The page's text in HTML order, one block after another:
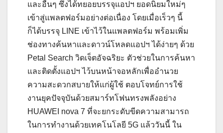
และอื่นๆ ซึ่งได้ทยอยบรรจุแอปฯ ยอดนิยมใหม่ๆ
เข้าสู่แพลตฟอร์มอย่างต่อเนื่อง โดยเมื่อเร็วๆ นี้
ก็ได้บรรจุ LINE เข้าไว้ในแพลตฟอร์ม พร้อมเพิ่ม
ช่องทางค้นหาและดาวน์โหลดแอปฯ ได้ง่ายๆ ด้วย
Petal Search วิดเจ็ตอัจฉริยะ ตัวช่วยในการค้นหา
และติดตั้งแอปฯ ไว้บนหน้าจอหลักเพื่ออำนวย
ความสะดวกสบายให้แก่ผู้ใช้ ตอบโจทย์การใช้
งานยุคปัจจุบันด้วยสมาร์ทโฟนทรงพลังอย่าง
HUAWEI nova 7 ที่จะยกระดับขีดความสามารถ
ในการทำงานด้วยเทคโนโลยี 5G แล้ววันนี้ ใน